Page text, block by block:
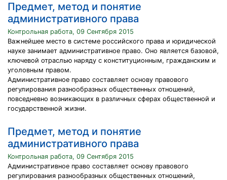
Предмет, метод и понятие
административного права
Контрольная работа, 09 Сентября 2015
Важнейшее место в системе российского права и юридической
науке занимает административное право. Оно является базовой,
ключевой отраслью наряду с конституционным, гражданским и
уголовным правом.
Административное право составляет основу правового
регулирования разнообразных общественных отношений,
повседневно возникающих в различных сферах общественной и
государственной жизни.
Предмет, метод и понятие
административного права
Контрольная работа, 09 Сентября 2015
Административное право составляет основу правового
регулирования разнообразных общественных отношений,